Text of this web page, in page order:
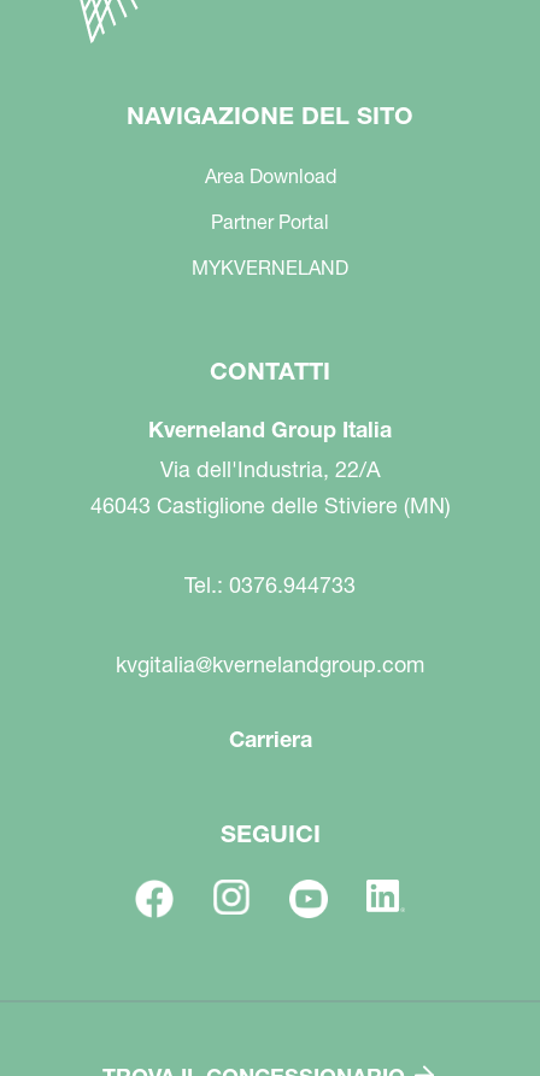
NAVIGAZIONE DEL SITO
Area Download
Partner Portal
MYKVERNELAND
CONTATTI
Kverneland Group Italia
Via dell'Industria, 22/A
46043 Castiglione delle Stiviere (MN)
Tel.: 0376.944733
kvgitalia@kvernelandgroup.com
Carriera
SEGUICI